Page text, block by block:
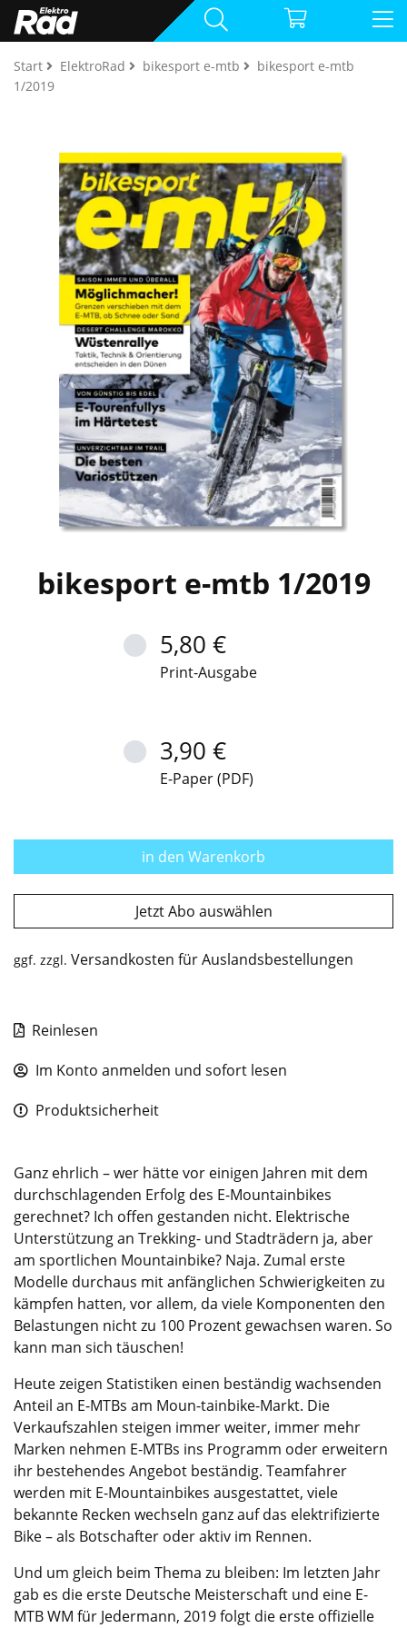
Start ElektroRad bikesport e-mtb
bikesport e-mtb
1/2019
bikesport e-mtb 1/2019
5,80 €
Print-Ausgabe
3,90 €
E-Paper (PDF)
in den Warenkorb
Jetzt Abo auswählen
ggf. zzgl. Versandkosten für Auslandsbestellungen
Reinlesen
Im Konto anmelden und sofort lesen
Produktsicherheit
Ganz ehrlich – wer hätte vor einigen Jahren mit dem
durchschlagenden Erfolg des E-Mountainbikes
gerechnet? Ich offen gestanden nicht. Elektrische
Unterstützung an Trekking- und Stadträdern ja, aber
am sportlichen Mountainbike? Naja. Zumal erste
Modelle durchaus mit anfänglichen Schwierigkeiten zu
kämpfen hatten, vor allem, da viele Komponenten den
Belastungen nicht zu 100 Prozent gewachsen waren. So
kann man sich täuschen!
Heute zeigen Statistiken einen beständig wachsenden
Anteil an E-MTBs am Moun-tain­bike-Markt. Die
Verkaufszahlen steigen immer weiter, immer mehr
Marken nehmen E-MTBs ins Programm oder erweitern
ihr bestehendes Angebot beständig. Teamfahrer
werden mit E-Mountainbikes ausgestattet, viele
bekannte Recken wechseln ganz auf das elektrifizierte
Bike – als Botschafter oder aktiv im Rennen.
Und um gleich beim Thema zu bleiben: Im letzten Jahr
gab es die erste Deutsche Meisterschaft und eine E-
MTB WM für Jedermann, 2019 folgt die erste offizielle